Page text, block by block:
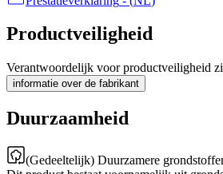
Productveiligheid
Verantwoordelijk voor productveiligheid
informatie over de fabrikant
Duurzaamheid
(Gedeeltelijk) Duurzamere